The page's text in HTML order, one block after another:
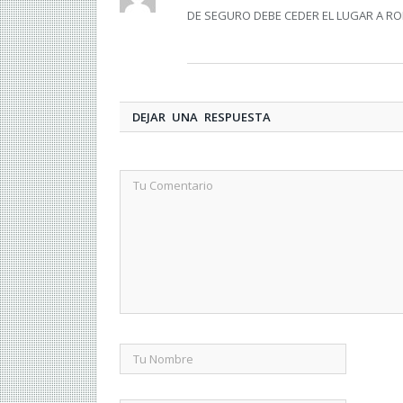
DE SEGURO DEBE CEDER EL LUGAR A
DEJAR UNA RESPUESTA